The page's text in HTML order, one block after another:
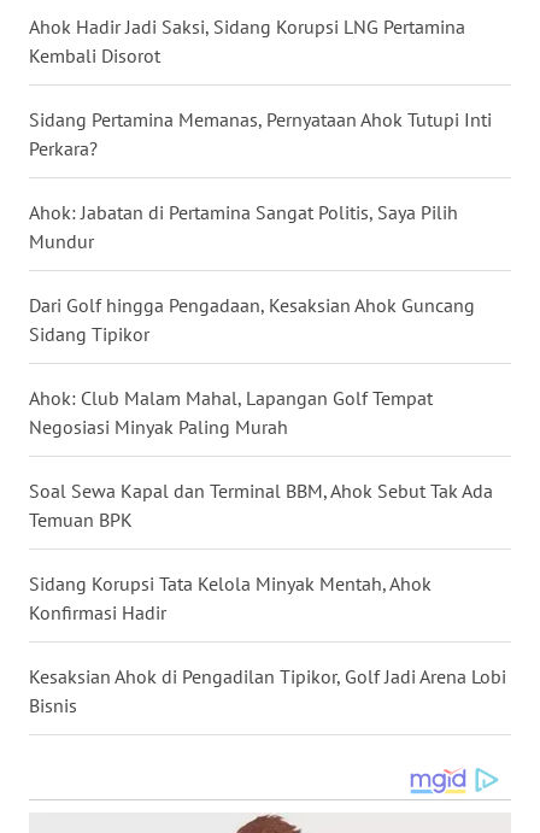
Ahok Hadir Jadi Saksi, Sidang Korupsi LNG Pertamina
Kembali Disorot
Sidang Pertamina Memanas, Pernyataan Ahok Tutupi Inti
Perkara?
Ahok: Jabatan di Pertamina Sangat Politis, Saya Pilih
Mundur
Dari Golf hingga Pengadaan, Kesaksian Ahok Guncang
Sidang Tipikor
Ahok: Club Malam Mahal, Lapangan Golf Tempat
Negosiasi Minyak Paling Murah
Soal Sewa Kapal dan Terminal BBM, Ahok Sebut Tak Ada
Temuan BPK
Sidang Korupsi Tata Kelola Minyak Mentah, Ahok
Konfirmasi Hadir
Kesaksian Ahok di Pengadilan Tipikor, Golf Jadi Arena Lobi
Bisnis
KALTARA
WN
KALSEL
WN
KALTIM
WN
WN
WN
WN
MALUT
WN
DAIRI
WN